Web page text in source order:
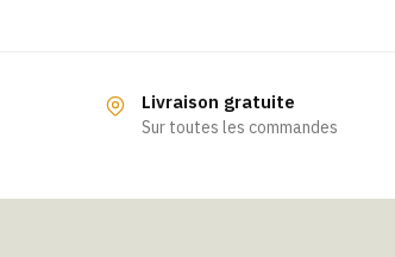
Livraison gratuite
Sur toutes les commandes